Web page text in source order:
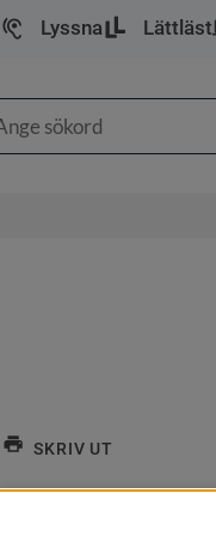
Lyssna Lättläst
SKRIV UT